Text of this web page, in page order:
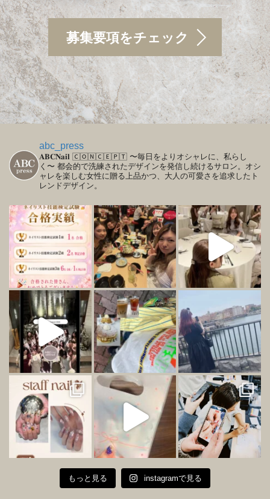
募集要項をチェック
abc_press
𝐀𝐁𝐂𝐍𝐚𝐢𝐥 🄲🄾🄽🄲🄴🄿🅃 〜毎日をよりオシャレに、私らし
く〜 都会的で洗練されたデザインを発信し続けるサロン。オシ
ャレを楽しむ女性に贈る上品かつ、大人の可愛さを追求したト
レンドデザイン。
もっと見る instagramで見る